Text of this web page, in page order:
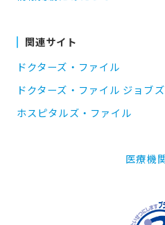
関連サイト
ドクターズ・ファイル
ドクターズ・ファイル ジョブズ
ホスピタルズ・ファイル
医療機